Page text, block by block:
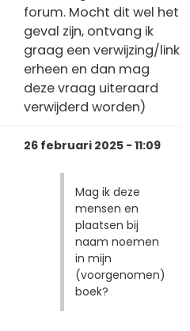
forum. Mocht dit wel het
geval zijn, ontvang ik
graag een verwijzing/link
erheen en dan mag
deze vraag uiteraard
verwijderd worden)
26 februari 2025 - 11:09
Mag ik deze
mensen en
plaatsen bij
naam noemen
in mijn
(voorgenomen)
boek?